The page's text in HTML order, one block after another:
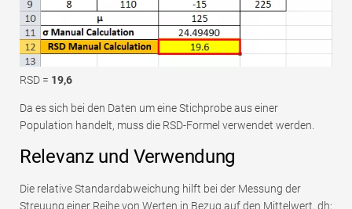
RSD = 19,6
Da es sich bei den Daten um eine Stichprobe aus einer
Population handelt, muss die RSD-Formel verwendet werden.
Relevanz und Verwendung
Die relative Standardabweichung hilft bei der Messung der
Streuung einer Reihe von Werten in Bezug auf den Mittelwert, dh;